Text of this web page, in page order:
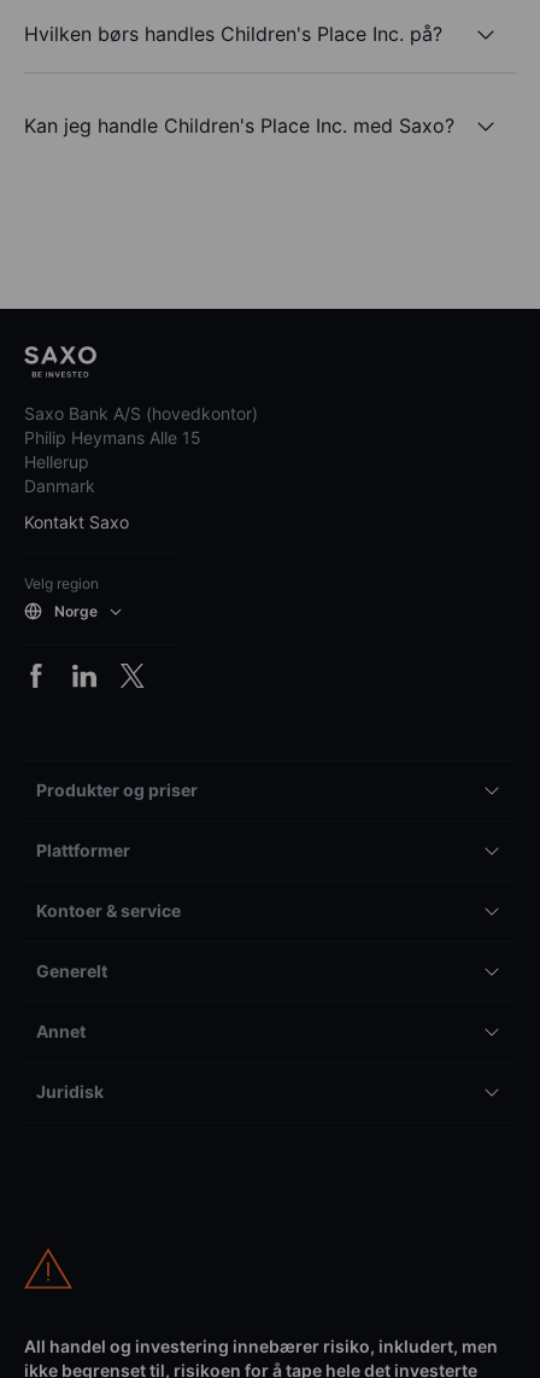
Hvilken børs handles Children's Place Inc. på?
Kan jeg handle Children's Place Inc. med Saxo?
Saxo Bank A/S (hovedkontor)
Philip Heymans Alle 15
Hellerup
Danmark
Kontakt Saxo
Velg region
Norge
Produkter og priser
Plattformer
Kontoer & service
Generelt
Annet
Juridisk
All handel og investering innebærer risiko, inkludert, men
ikke begrenset til, risikoen for å tape hele det investerte